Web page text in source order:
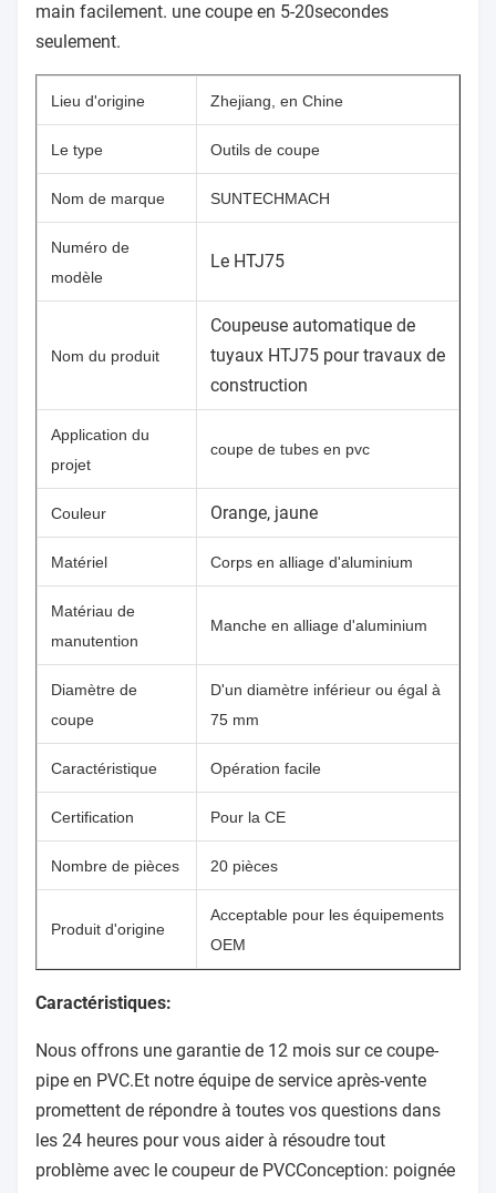
main facilement. une coupe en 5-20secondes
seulement.
Lieu d'origine Zhejiang, en Chine
Le type Outils de coupe
Nom de marque SUNTECHMACH
Numéro de
modèle
Le HTJ75
Nom du produit
Coupeuse automatique de
tuyaux HTJ75 pour travaux de
construction
Application du
projet
coupe de tubes en pvc
Couleur Orange, jaune
Matériel Corps en alliage d'aluminium
Matériau de
manutention
Manche en alliage d'aluminium
Diamètre de
coupe
D'un diamètre inférieur ou égal à
75 mm
Caractéristique Opération facile
Certification Pour la CE
Nombre de pièces 20 pièces
Produit d'origine
Acceptable pour les équipements
OEM
Caractéristiques:
Nous offrons une garantie de 12 mois sur ce coupe-
pipe en PVC.Et notre équipe de service après-vente
promettent de répondre à toutes vos questions dans
les 24 heures pour vous aider à résoudre tout
problème avec le coupeur de PVCConception: poignée